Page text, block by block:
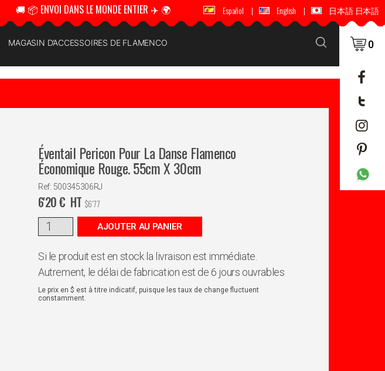
🚚 📦 ENVOI DANS LE MONDE ENTIER ✈️ 🌍 🚚 📦 ENVOI DANS LE MONDE ENTIER ✈️ 🌍
Español | English | 日本語 日本語
MAGASIN D’ACCESSOIRES DE FLAMENCO 0
Éventail Pericon Pour La Danse Flamenco
Économique Rouge. 55cm X 30cm
Ref: 500345306RJ
6'20€ HT $6'77
AJOUTER AU PANIER
Si le produit est en stock la livraison est immédiate.
Autrement, le délai de fabrication est de 6 jours ouvrables
Le prix en $ est à titre indicatif, puisque les taux de change fluctuent
constamment.